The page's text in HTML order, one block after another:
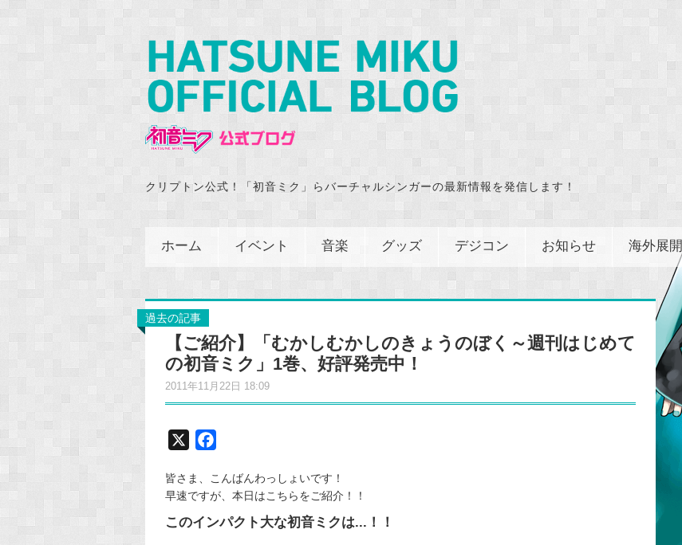
クリプトン公式！「初音ミク」らバーチャルシンガーの最新情報を発信します！
ホーム イベント 音楽 グッズ デジコン お知らせ 海外展開
過去の記事
【ご紹介】「むかしむかしのきょうのぼく～週刊はじめて
の初音ミク」1巻、好評発売中！
2011年11月22日 18:09
c
e
b
皆さま、こんばんわっしょいです！
早速ですが、本日はこちらをご紹介！！
このインパクト大な初音ミクは...！！